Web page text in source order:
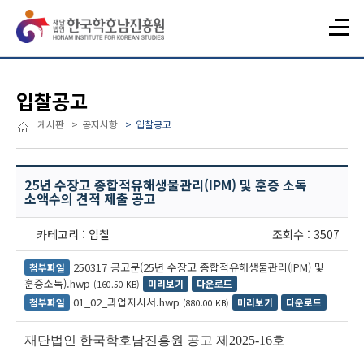
입찰공고
게시판 공지사항 입찰공고
25년 수장고 종합적유해생물관리(IPM) 및 훈증 소독
소액수의 견적 제출 공고
카테고리 : 입찰 조회수 : 3507
첨부파일
250317 공고문(25년 수장고 종합적유해생물관리(IPM) 및
훈증소독).hwp (160.50 KB) 미리보기
다운로드
첨부파일
01_02_과업지시서.hwp (880.00 KB) 미리보기 다운로드
재단법인 한국학호남진흥원 공고 제 2025-16호